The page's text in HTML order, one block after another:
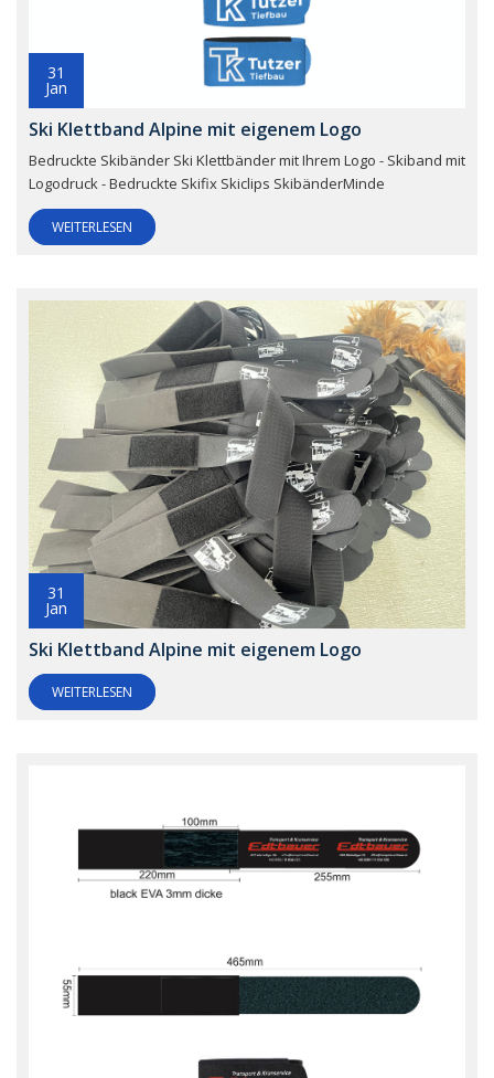
31
Jan
Ski Klettband Alpine mit eigenem Logo
Bedruckte Skibänder Ski Klettbänder mit Ihrem Logo - Skiband mit
Logodruck - Bedruckte Skifix Skiclips SkibänderMinde
WEITERLESEN
31
Jan
Ski Klettband Alpine mit eigenem Logo
WEITERLESEN